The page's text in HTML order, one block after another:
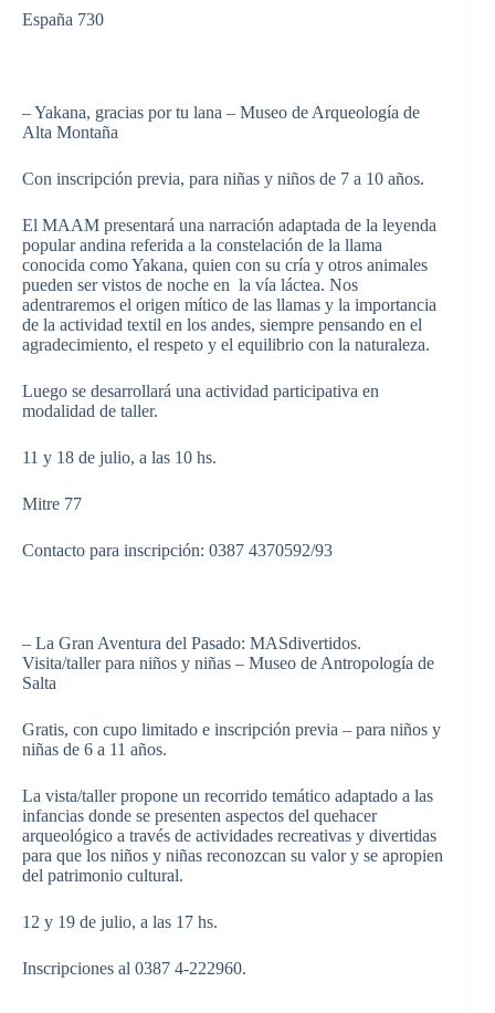
España 730
– Yakana, gracias por tu lana – Museo de Arqueología de
Alta Montaña
Con inscripción previa, para niñas y niños de 7 a 10 años.
El MAAM presentará una narración adaptada de la leyenda
popular andina referida a la constelación de la llama
conocida como Yakana, quien con su cría y otros animales
pueden ser vistos de noche en la vía láctea. Nos
adentraremos el origen mítico de las llamas y la importancia
de la actividad textil en los andes, siempre pensando en el
agradecimiento, el respeto y el equilibrio con la naturaleza.
Luego se desarrollará una actividad participativa en
modalidad de taller.
11 y 18 de julio, a las 10 hs.
Mitre 77
Contacto para inscripción: 0387 4370592/93
– La Gran Aventura del Pasado: MASdivertidos.
Visita/taller para niños y niñas – Museo de Antropología de
Salta
Gratis, con cupo limitado e inscripción previa – para niños y
niñas de 6 a 11 años.
La vista/taller propone un recorrido temático adaptado a las
infancias donde se presenten aspectos del quehacer
arqueológico a través de actividades recreativas y divertidas
para que los niños y niñas reconozcan su valor y se apropien
del patrimonio cultural.
12 y 19 de julio, a las 17 hs.
Inscripciones al 0387 4-222960.